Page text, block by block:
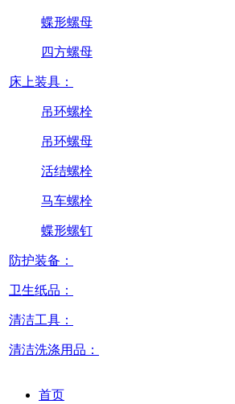
蝶形螺母
四方螺母
床上装具：
吊环螺栓
吊环螺母
活结螺栓
马车螺栓
蝶形螺钉
防护装备：
卫生纸品：
清洁工具：
清洁洗涤用品：
首页